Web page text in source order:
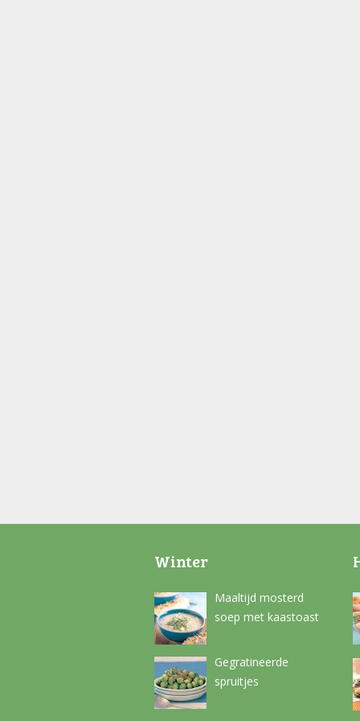
Winter
Maaltijd mosterd
soep met kaastoast
Gegratineerde
spruitjes